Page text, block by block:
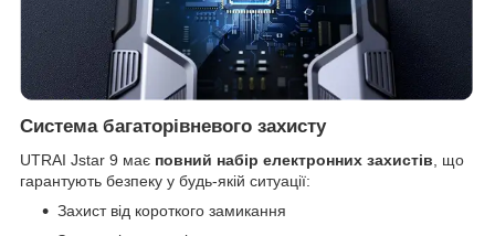
Система багаторівневого захисту
UTRAI Jstar 9 має повний набір електронних захистів , що
гарантують безпеку у будь-якій ситуації:
Захист від короткого замикання